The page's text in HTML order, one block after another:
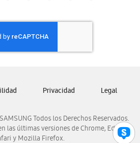
Honduras
Nicaragua
Panamá
Venezuela
Todos los Derechos Reservados.
las últimas versiones de Chrome, Edge,
y Mozilla Firefox.
Privacidad Legal